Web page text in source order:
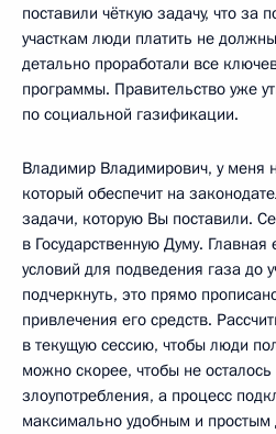
поставили чёткую задачу, что за
участкам люди платить не
детально проработали все
программы. Правительство уже
по социальной газификации.
Владимир Владимирович, у меня
который обеспечит на
задачи, которую Вы поставили.
в Государственную Думу. Главная
условий для подведения газа до
подчеркнуть, это прямо
привлечения его средств.
в текущую сессию, чтобы люди
можно скорее, чтобы не
злоупотребления, а процесс
максимально удобным и